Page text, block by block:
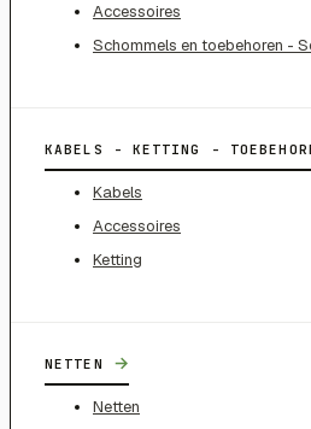
Accessoires
Schommels en toebehoren -
KABELS - KETTING -
Kabels
Accessoires
Ketting
NETTEN →
Netten